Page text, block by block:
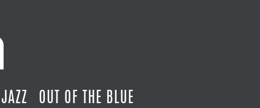
OUT OF THE BLUE